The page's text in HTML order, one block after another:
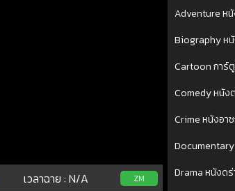
เวลาฉาย :N/A ZM
Adventure ห
Biography ห
Cartoon การ์
Comedy หนัง
Crime หนังอา
Drama หนังด